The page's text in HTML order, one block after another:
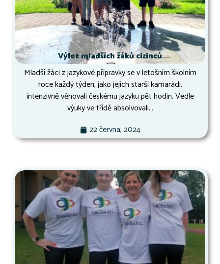
Výlet mladších žáků cizinců
Mladší žáci z jazykové přípravky se v letošním školním
roce každý týden, jako jejich starší kamarádi,
intenzivně věnovali českému jazyku pět hodin. Vedle
výuky ve třídě absolvovali...
22 června, 2024